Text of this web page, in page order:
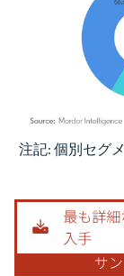
画像 © Mordor
注記: 個別セグ